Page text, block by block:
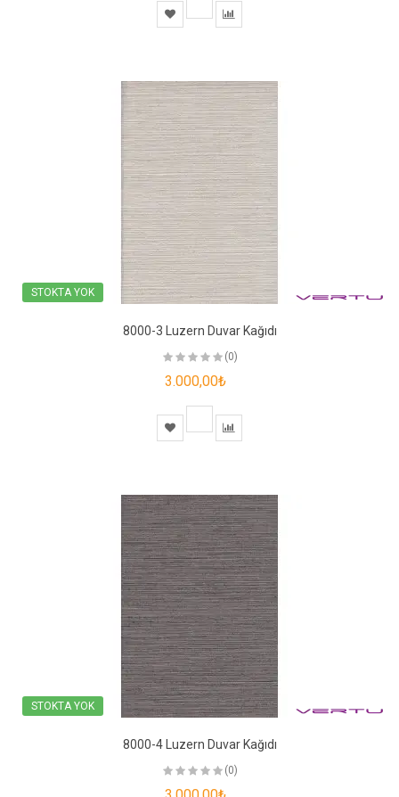
STOKTA YOK
8000-3 Luzern Duvar Kağıdı
(0)
3.000,00₺
STOKTA YOK
8000-4 Luzern Duvar Kağıdı
(0)